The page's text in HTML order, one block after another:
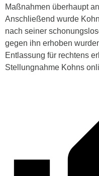
Maßnahmen überhaupt
Anschließend wurde
nach seiner
gegen ihn erhoben
Entlassung für rechtens
Stellungnahme Kohns